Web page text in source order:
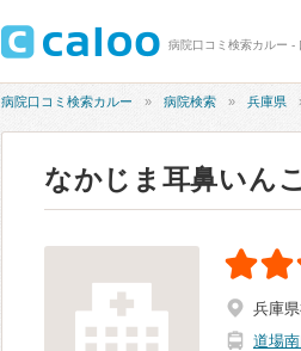
病院口コミ検索カルー -
病院口コミ検索カルー 病院検索 兵庫県
なかじま耳鼻いん
兵庫
道場